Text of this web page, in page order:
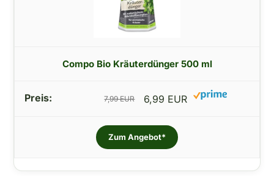
Compo Bio Kräuterdünger 500 ml
7,99 EUR 6,99 EUR
Zum Angebot*